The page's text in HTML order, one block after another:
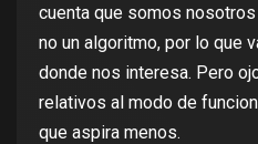
cuenta que somos
no un algoritmo, por lo que
donde nos interesa. Pero
relativos al modo de
que aspira menos.